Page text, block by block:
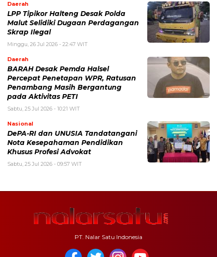
Daerah
LPP Tipikor Halteng Desak Polda
Malut Selidiki Dugaan Perdagangan
Skrap Ilegal
Minggu, 26 Jul 2026 - 22:47 WIT
Daerah
BARAH Desak Pemda Halsel
Percepat Penetapan WPR, Ratusan
Penambang Masih Bergantung
pada Aktivitas PETI
Sabtu, 25 Jul 2026 - 10:21 WIT
Nasional
DePA-RI dan UNUSIA Tandatangani
Nota Kesepahaman Pendidikan
Khusus Profesi Advokat
Sabtu, 25 Jul 2026 - 09:57 WIT
PT. Nalar Satu Indonesia